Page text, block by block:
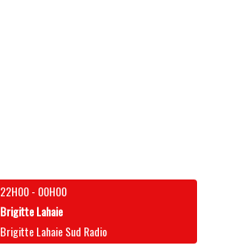
22H00- 00H00
Brigitte Lahaie
Brigitte Lahaie Sud Radio